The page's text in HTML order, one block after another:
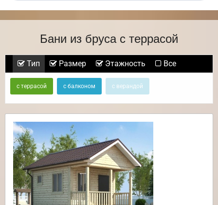
Бани из бруса с террасой
Тип Размер Этажность Все
с террасой с балконом с верандой